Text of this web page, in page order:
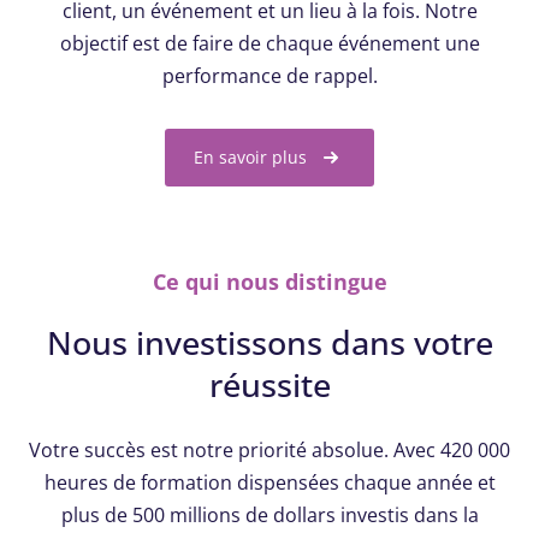
client, un événement et un lieu à la fois. Notre
objectif est de faire de chaque événement une
performance de rappel.
En savoir plus
Ce qui nous distingue
Nous investissons dans votre
réussite
Votre succès est notre priorité absolue. Avec 420 000
heures de formation dispensées chaque année et
plus de 500 millions de dollars investis dans la